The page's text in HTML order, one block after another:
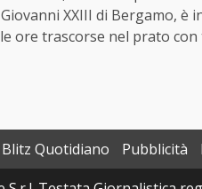
XXIII di Bergamo, è
ore trascorse nel prato
Quotidiano Pubblicità